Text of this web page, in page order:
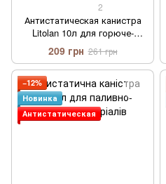
2
Антистатическая канистра
Litolan 10л для горюче-
смазочных материалов
209 грн 261 грн
−12%
Новинка
Антистатическая